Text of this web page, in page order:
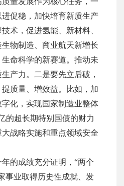
促稳，加快培育新质生产
术，促进氢能、新材料、
物制造、商业航天新增长
命科学的新赛道。推动未
产力。二是要先立后破，
质量、增效益。比如，加
化，实现国家制造业整体
的超长期特别国债的财力
战略实施和重点领域安全
的成绩充分证明，“两个
事业取得历史性成就、发